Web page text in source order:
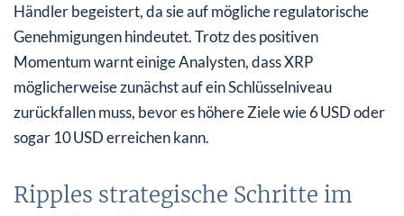
Händler begeistert, da sie auf mögliche regulatorische
Genehmigungen hindeutet. Trotz des positiven
Momentum warnt einige Analysten, dass XRP
möglicherweise zunächst auf ein Schlüsselniveau
zurückfallen muss, bevor es höhere Ziele wie 6 USD oder
sogar 10 USD erreichen kann.
Ripples strategische Schritte im